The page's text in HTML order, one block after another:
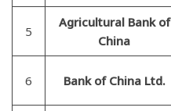
5
Agricultural Bank of
China
6 Bank of China Ltd.